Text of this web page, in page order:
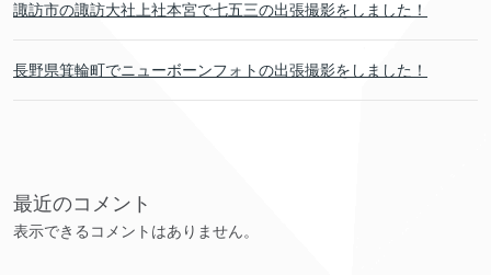
諏訪市の諏訪大社上社本宮で七五三の出張撮影をしました！
長野県箕輪町でニューボーンフォトの出張撮影をしました！
最近のコメント
表示できるコメントはありません。